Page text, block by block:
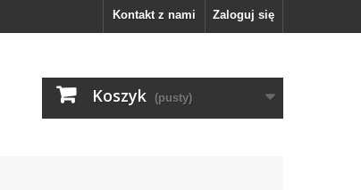
Zaloguj się
Kontakt z nami
Koszyk (pusty)